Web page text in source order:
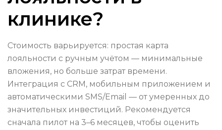
клинике?
Стоимость варьируется: простая карта
лояльности с ручным учётом — минимальные
вложения, но больше затрат времени.
Интеграция с CRM, мобильным приложением и
автоматическими SMS/Email — от умеренных до
значительных инвестиций. Рекомендуется
сначала пилот на 3–6 месяцев, чтобы оценить